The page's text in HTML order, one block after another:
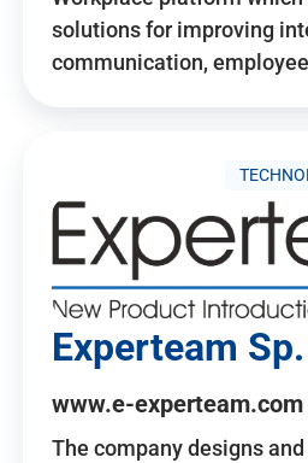
solutions for improving
communication,
Experteam
www.e-experteam.com
The company designs